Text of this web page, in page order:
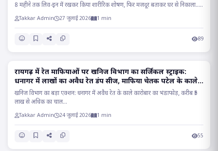
8 महीने तक लिव-इन में रखकर किया शारीरिक शोषण, फिर मजदूर बताकर घर से निकाला.....
Takkar Admin 27 जुलाई 2026 1 min
89
RAIGARH
रायगढ़ में रेत माफियाओं पर खनिज विभाग का सर्जिकल स्ट्राइक:
धनागर में लाखों का अवैध रेत डंप सीज, माफिया चेतक पटेल के काले
साम्राज्य पर प्रहार..
खनिज विभाग का बड़ा एक्शन: धनागर में अवैध रेत के काले कारोबार का भंडाफोड़, करीब ₹5
लाख से अधिक का चाल...
Takkar Admin 24 जुलाई 2026 1 min
55